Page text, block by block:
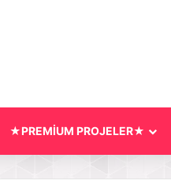
★PREMİUM PROJELER★